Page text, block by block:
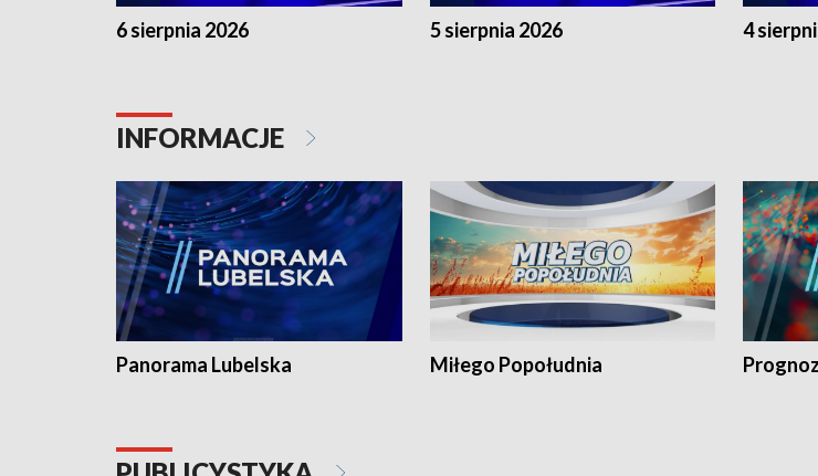
6 sierpnia 2026 5 sierpnia 2026 4
INFORMACJE
Panorama Lubelska Miłego Popołudnia